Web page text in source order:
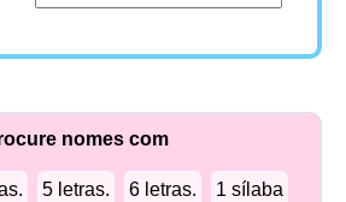
nomes com
5 letras. 6 letras. 1 sílaba